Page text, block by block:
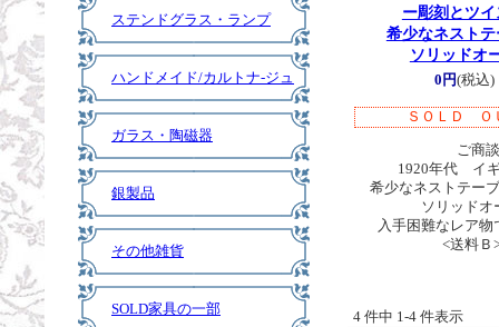
ステンドグラス・ランプ
ハンドメイド/カルトナ-ジュ
ガラス・陶磁器
銀製品
その他雑貨
SOLD家具の一部
ー彫刻とツ
希少なネスト
ソリッドオ
0円(税込)
ＳＯＬＤ Ｏ
ご商談
1920年代 イ
希少なネストテー
ソリッドオ
入手困難なレア物
<送料Ｂ
4 件中 1-4 件表示